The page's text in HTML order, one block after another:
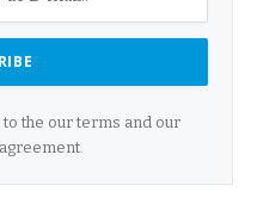
to the our terms and our